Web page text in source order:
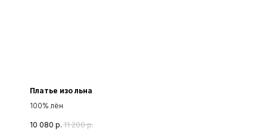
Платье изо льна
100% лён
10 080 р. 11 200 р.